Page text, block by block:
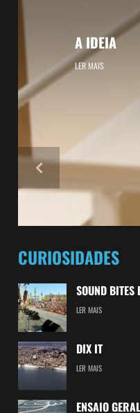
A IDEIA
LER MAIS
CURIOSIDADES
SOUND BITES
LER MAIS
DIX IT
LER MAIS
ENSAIO GERAL